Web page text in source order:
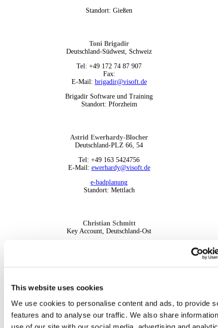
This website uses cookies
We use cookies to personalise content and ads, to provide
features and to analyse our traffic. We also share
Standort: Gießen
Toni Brigadir
Deutschland-Südwest, Schweiz
Tel: +49 172 74 87 907
Fax:
E-Mail: brigadir@visoft.de
Brigadir Software und Training
Standort: Pforzheim
Astrid Ewerhardy-Blocher
Deutschland-PLZ 66, 54
Tel: +49 163 5424756
E-Mail: ewerhardy@visoft.de
e-badplanung
Standort: Mettlach
Christian Schmitt
Key Account, Deutschland-Ost
Standort: Trebbin
VERTRIEB